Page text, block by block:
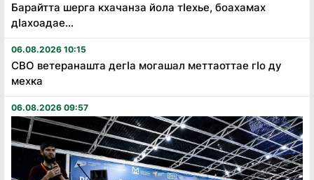
Барайтта шерга кхачанза йола тӏехье, боахамах
дӏахоадае...
06.08.2026 10:15
СВО ветеранашта дегӏа могашал меттаоттае гӏо ду
мехка
06.08.2026 09:57